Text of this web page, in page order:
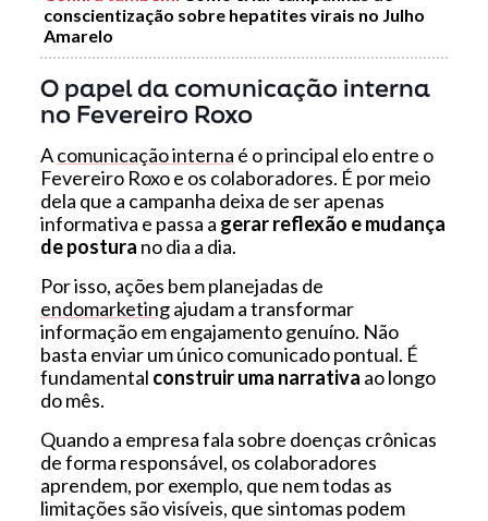
conscientização sobre hepatites virais no Julho
Amarelo
O papel da comunicação interna
no Fevereiro Roxo
Acomunicação interna é o principal elo entre o
Fevereiro Roxo e os colaboradores. É por meio
dela que a campanha deixa de ser apenas
informativa e passa a gerar reflexão e mudança
de postura no dia a dia.
Por isso, ações bem planejadas de
endomarketingajudam a transformar
informação em engajamento genuíno. Não
basta enviar um único comunicado pontual. É
fundamental construir uma narrativa ao longo
do mês.
Quando a empresa fala sobre doenças crônicas
de forma responsável, os colaboradores
aprendem, por exemplo, que nem todas as
limitações são visíveis, que sintomas podem